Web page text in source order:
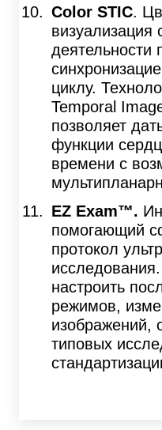
Color STIC.
визуализация
деятельности
циклу.
Temporal
позволяет
функции
времени с
EZ Exam™.
помогающий
протокол
настроить
режимов,
изображений,
типовых